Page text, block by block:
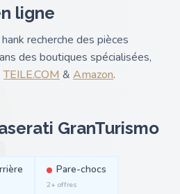
ligne
recherche des pièces
des boutiques spécialisées,
,TEILE.COM & Amazon.
GranTurismo
Pare-chocs
2+ offres